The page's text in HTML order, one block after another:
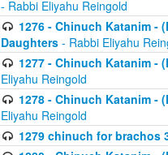
- Rabbi Eliyahu Reingold
1276 - Chinuch Katanim -
Daughters - Rabbi Eliyahu
1277 - Chinuch Katanim -
Eliyahu Reingold
1278 - Chinuch Katanim -
Eliyahu Reingold
1279 chinuch for brachos